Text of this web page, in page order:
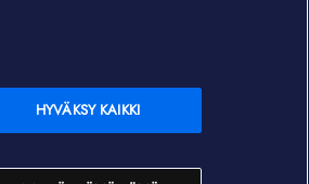
HYVÄKSY KAIKKI